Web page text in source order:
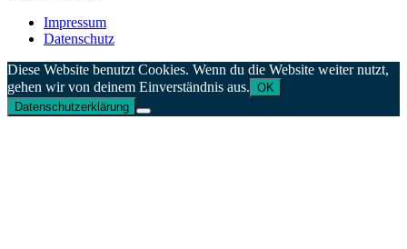
Impressum
Datenschutz
Diese Website benutzt Cookies. Wenn du die Website weiter nutzt,
gehen wir von deinem Einverständnis aus. OK
Datenschutzerklärung